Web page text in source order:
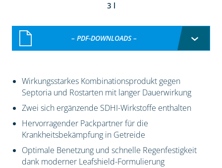
3 l
– PDF-DOWNLOADS –
Wirkungsstarkes Kombinationsprodukt gegen
Septoria und Rostarten mit langer Dauerwirkung
Zwei sich ergänzende SDHI-Wirkstoffe enthalten
Hervorragender Packpartner für die
Krankheitsbekämpfung in Getreide
Optimale Benetzung und schnelle Regenfestigkeit
dank moderner Leafshield-Formulierung